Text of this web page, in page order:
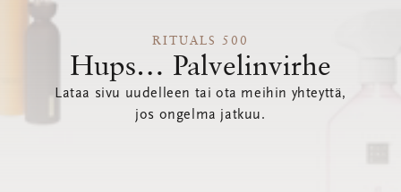
RITUALS 500
Hups… Palvelinvirhe
Lataa sivu uudelleen tai ota meihin yhteyttä,
jos ongelma jatkuu.